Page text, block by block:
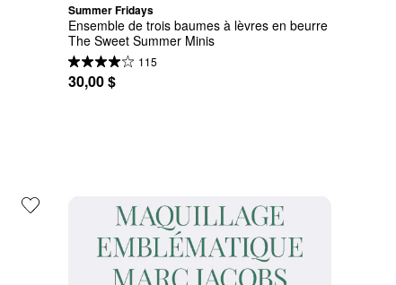
Summer Fridays
Ensemble de trois baumes à lèvres en beurre
The Sweet Summer Minis
115
30,00 $